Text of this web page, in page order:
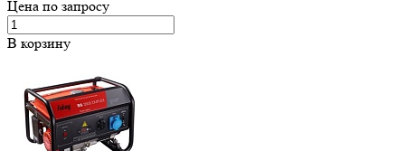
Цена по запросу
В корзину